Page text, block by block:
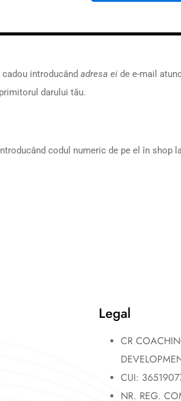
introducând adresa ei de e-mail
darului tău.
codul numeric de pe el în shop
Legal
CR
CUI:
NR. REG.